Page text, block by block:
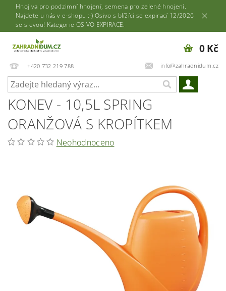
Hnojiva pro podzimní hnojení, semena pro zelené hnojení.
Najdete u nás v e-shopu :-) Osivo s blížící se expirací 12/2026
se slevou! Kategorie OSIVO EXPIRACE.
+420 732 219 788 info@zahradnidum.cz
0 Kč
KONEV - 10,5L SPRING
ORANŽOVÁ S KROPÍTKEM
Neohodnoceno